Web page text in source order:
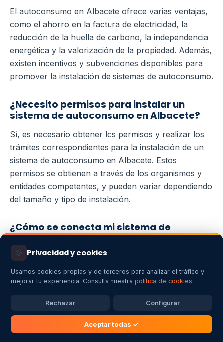
El autoconsumo en Albacete ofrece varias ventajas,
como el ahorro en la factura de electricidad, la
reducción de la huella de carbono, la independencia
energética y la valorización de la propiedad. Además,
existen incentivos y subvenciones disponibles para
promover la instalación de sistemas de autoconsumo.
¿Necesito permisos para instalar un
sistema de autoconsumo en Albacete?
Sí, es necesario obtener los permisos y realizar los
trámites correspondientes para la instalación de un
sistema de autoconsumo en Albacete. Estos
permisos se obtienen a través de los organismos y
entidades competentes, y pueden variar dependiendo
del tamaño y tipo de instalación.
¿Cómo se conecta mi sistema de
autoconsumo a la red eléctrica en
Albacete?
En Albacete, los sistemas de autoconsumo se
conectan a la red eléctrica a través de un contador
consumida como la energía generada por el sistema
fotovoltaico, permitiendo compensar el exceso de
energía generada con la energía consumida de la red
🍪 Privacidad y cookies
Usamos cookies propias y de terceros para analizar el tráfico y
mejorar tu experiencia. Consulta nuestrapolítica de cookies.
Rechazar Configurar
Aceptar todas ✓